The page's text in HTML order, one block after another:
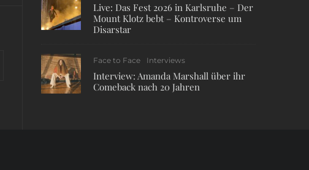
Live: Das Fest 2026 in Karlsruhe – Der
Mount Klotz bebt – Kontroverse um
Disarstar
Face to Face Interviews
Interview: Amanda Marshall über ihr
Comeback nach 20 Jahren